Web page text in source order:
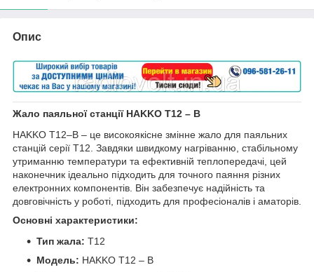
Опис
Жало паяльної станції HAKKO T12 – B
HAKKO T12–B – це високоякісне змінне жало для паяльних
станцій серії T12. Завдяки швидкому нагріванню, стабільному
утриманню температури та ефективній теплопередачі, цей
наконечник ідеально підходить для точного паяння різних
електронних компонентів. Він забезпечує надійність та
довговічність у роботі, підходить для професіоналів і аматорів.
Основні характеристики:
Тип жала: T12
Модель: HAKKO T12 – B